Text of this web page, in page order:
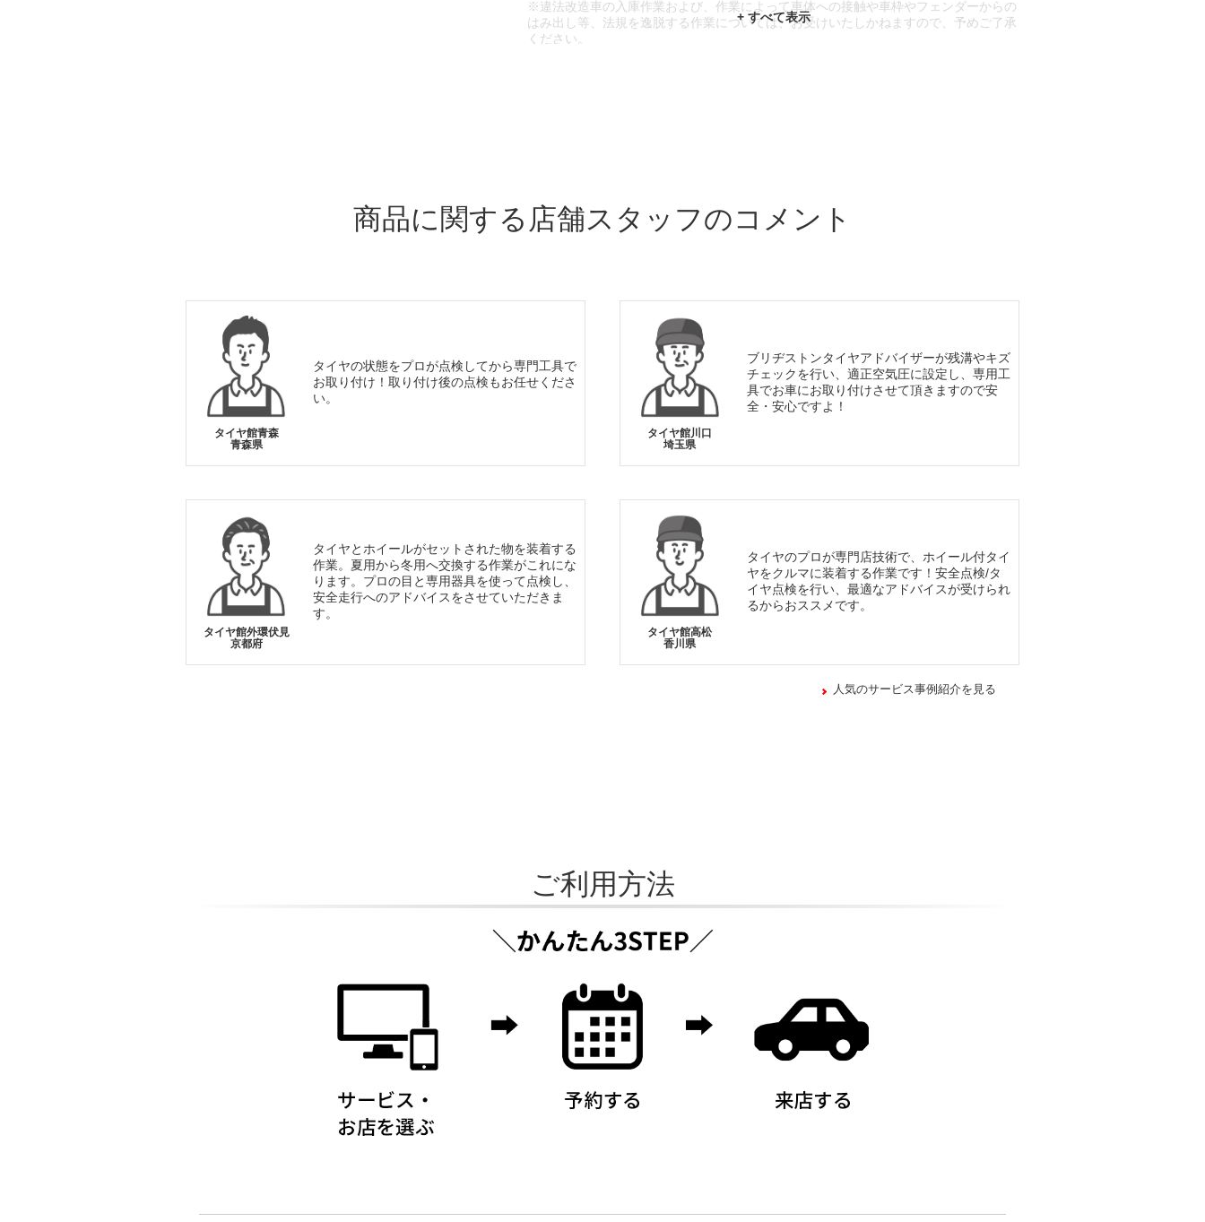
※違法改造車の入庫作業および、作業によって車体への接触や車枠やフェンダーからの
はみ出し等、法規を逸脱する作業については、お受けいたしかねますので、予めご了承
ください。
商品に関する店舗スタッフのコメント
タイヤ館青森
青森県
タイヤの状態をプロが点検してから専門工具で
お取り付け！取り付け後の点検もお任せくださ
い。
タイヤ館川口
埼玉県
ブリヂストンタイヤアドバイザーが残溝やキズ
チェックを行い、適正空気圧に設定し、専用工
具でお車にお取り付けさせて頂きますので安
全・安心ですよ！
タイヤ館外環伏見
京都府
タイヤとホイールがセットされた物を装着する
作業。夏用から冬用へ交換する作業がこれにな
ります。プロの目と専用器具を使って点検し、
安全走行へのアドバイスをさせていただきま
す。
タイヤ館高松
香川県
タイヤのプロが専門店技術で、ホイール付タイ
ヤをクルマに装着する作業です！安全点検/タ
イヤ点検を行い、最適なアドバイスが受けられ
るからおススメです。
人気のサービス事例紹介を見る
ご利用方法